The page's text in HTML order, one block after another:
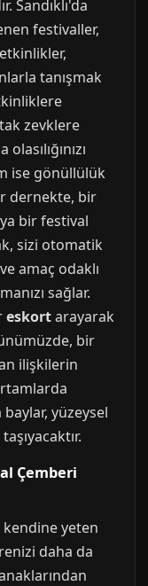
Sandıklı'da
festivaller,
tanışmak
zevklere
ise gönüllülük
dernekte, bir
bir festival
sizi otomatik
amaç odaklı
sağlar.
eskortarayarak
bir
ilişkilerin
baylar, yüzeysel
Çemberi
kendine yeten
daha da